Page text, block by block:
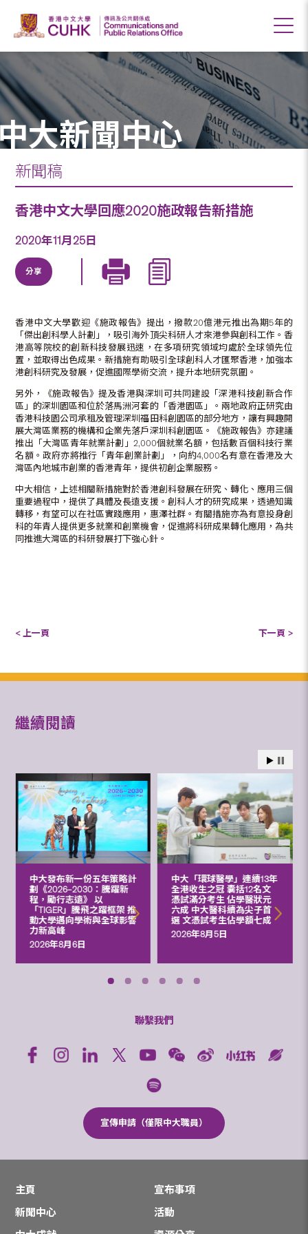
大新聞中心
新聞稿
香港中文大學回應2020施政報告新措施
2020年11月25日
分享
香港中文大學歡迎《施政報告》提出，撥款20億港元推出為期5年的
「傑出創科學人計劃」，吸引海外頂尖科研人才來港參與創科工作。香
港高等院校的創新科技發展迅速，在多項研究領域均處於全球領先位
置，並取得出色成果。新措施有助吸引全球創科人才匯聚香港，加強本
港創科研究及發展，促進國際學術交流，提升本地研究氛圍。
另外，《施政報告》提及香港與深圳可共同建設「深港科技創新合作
區」的深圳園區和位於落馬洲河套的「香港園區」。兩地政府正研究由
香港科技園公司承租及管理深圳福田科創園區的部分地方，讓有興趣開
展大灣區業務的機構和企業先落戶深圳科創園區。《施政報告》亦建議
推出「大灣區青年就業計劃」2,000個就業名額，包括數百個科技行業
名額。政府亦將推行「青年創業計劃」，向約4,000名有意在香港及大
灣區內地城市創業的香港青年，提供初創企業服務。
中大相信，上述相關新措施對於香港創科發展在研究、轉化、應用三個
重要過程中，提供了具體及長遠支援。創科人才的研究成果，透過知識
轉移，有望可以在社區實踐應用，惠澤社群。有關措施亦為有意投身創
科的年青人提供更多就業和創業機會，促進將科研成果轉化應用，為共
同推進大灣區的科研發展打下強心針。
< 上一頁 下一頁 >
繼續閱讀
中大發布新一份五年策略計
劃《2026‒2030：騰躍新
程，勵行志遠》 以
「TIGER」騰飛之躍框架 推
動大學邁向學術與全球影響
力新高峰
2026年8月6日
中大「環球醫學」連續13年
全港收生之冠 囊括12名文
憑試滿分考生 佔學醫狀元
六成 中大醫科續為尖子首
選 文憑試考生佔學額七成
2026年8月5日
聯繫我們
宣傳申請（僅限中大職員）
主頁
宣布事項
新聞中心
活動